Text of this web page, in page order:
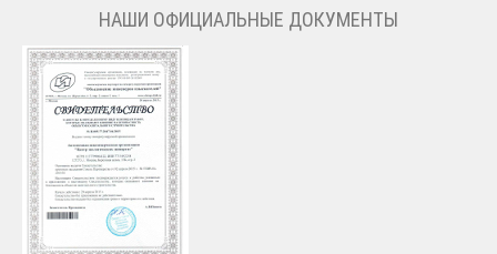
НАШИ ОФИЦИАЛЬНЫЕ ДОКУМЕНТЫ